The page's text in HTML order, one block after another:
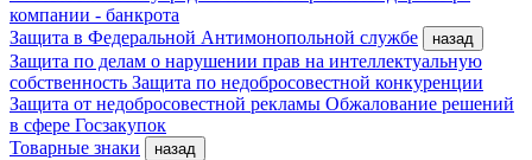
компании - банкрота
Защита в Федеральной Антимонопольной службе
назад
Защита по делам о нарушении прав на интеллектуальную
собственность Защита по недобросовестной конкуренции
Защита от недобросовестной рекламы Обжалование решений
в сфере Госзакупок
Товарные знаки
назад